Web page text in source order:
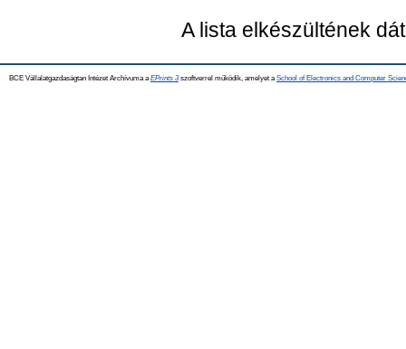
A lista elkészültének
BCE Vállalatgazdaságtan Intézet Archívuma a EPrints 3szoftverrel működik, amelyet a School of Electronics and Computer